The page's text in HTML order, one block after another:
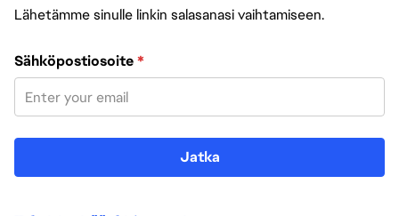
Lähetämme sinulle linkin salasanasi vaihtamiseen.
Vaihda salasana sähköpostiosoitteesi avulla
Sähköpostiosoite*
Jatka